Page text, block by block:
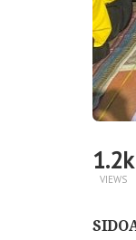
1.2k
VIEWS